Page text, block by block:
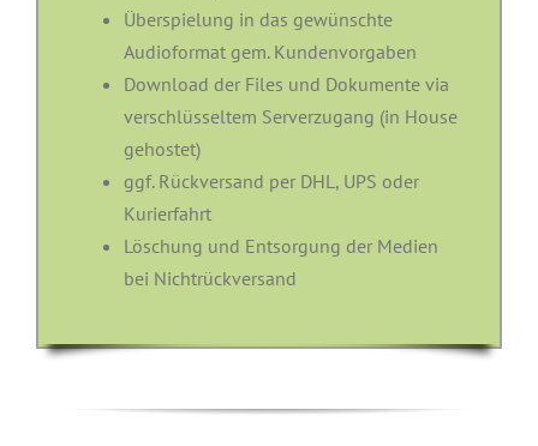
Überspielung in das gewünschte
Audioformat gem. Kundenvorgaben
Download der Files und Dokumente via
verschlüsseltem Serverzugang (in House
gehostet)
ggf. Rückversand per DHL, UPS oder
Kurierfahrt
Löschung und Entsorgung der Medien
bei Nichtrückversand